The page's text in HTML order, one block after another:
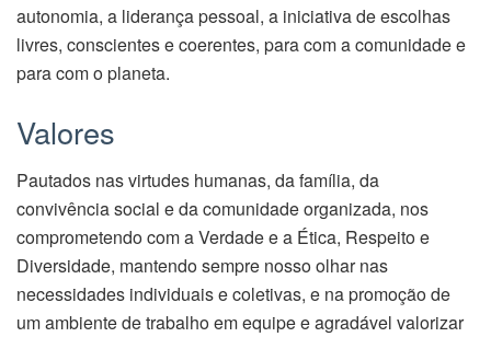
autonomia, a liderança pessoal, a iniciativa de escolhas
livres, conscientes e coerentes, para com a comunidade e
para com o planeta.
Valores
Pautados nas virtudes humanas, da família, da
convivência social e da comunidade organizada, nos
comprometendo com a Verdade e a Ética, Respeito e
Diversidade, mantendo sempre nosso olhar nas
necessidades individuais e coletivas, e na promoção de
um ambiente de trabalho em equipe e agradável valorizar